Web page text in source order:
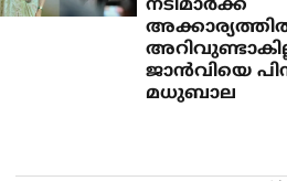
നടിമാർക്ക്
ജാൻവിയെ
മധുബാല